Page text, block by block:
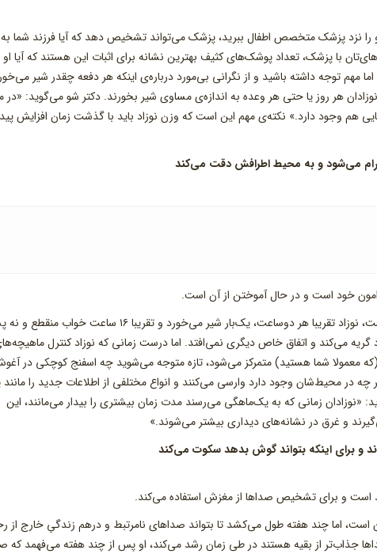
را نزد پزشک متخصص اطفال ببرید، پزشک می‌تواند تشخیص دهد که آیا فرزند شما
با پزشک، تعداد پوشک‌های کثیف بهترین نشانه برای اثبات این هستند که آیا او
توجه داشته باشید و از نگرانی بی‌مورد درباره‌ی اینکه هر دفعه چقدر شیر
هر روز یا حتی هر وعده به اندازه‌ی مساوی شیر بخورند. دکتر شو می‌گوید: «در
وجود دارد.» نکته‌ی مهم این است که وزن نوزاد باید با گذشت زمان افزایش
خود است و در حال آموختن از آن است.
در چند هفته‌ی اول زندگی که در آن بینایی هنوز تار است، نوزاد تقریبا هر دوساعت، یک‌بار شیر می‌خورد و تقریبا ۱۶
گریه می‌کند و اتفاق خاص دیگری نمی‌افتد. اما درست زمانی که نوزاد کنترل
شما هستید) متمرکز می‌شود، تازه متوجه می‌شوید چه اسفنج کوچکی در
چه در محیط‌شان وجود دارد وارسی می‌کنند و انواع مختلفی از اطلاعات جدید را
زمانی که به یک‌ماهگی می‌رسند مدت زمان بیشتری را بیدار می‌مانند، این
و غرق در نشانه‌های دیداری بیشتر می‌شوند.»
است و برای تشخیص صداها از مغزش استفاده می‌کند.
است، اما چند هفته طول می‌کشد تا بتواند صداهای نامرتبط و درهم زندگیِ خارج از
جذاب‌تر از بقیه هستند در طی زمان رشد می‌کند، او پس از چند هفته می‌فهمد که